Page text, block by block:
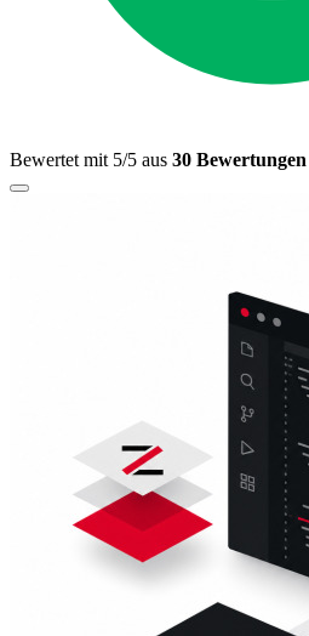
Bewertet mit 5/5 aus 30 Bewertungen